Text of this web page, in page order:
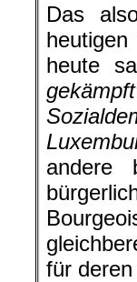
Das
heute
andere
für